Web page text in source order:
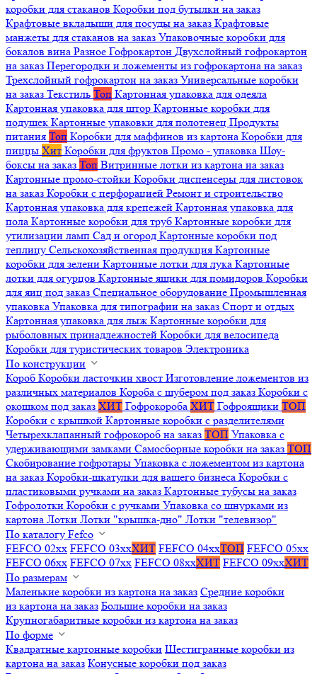
коробки для стаканов Коробки под бутылки на заказ
Крафтовые вкладыши для посуды на заказ Крафтовые
манжеты для стаканов на заказ Упаковочные коробки для
бокалов вина Разное Гофрокартон Двухслойный гофрокартон
на заказ Перегородки и ложементы из гофрокартона на заказ
Трехслойный гофрокартон на заказ Универсальные коробки
на заказ Текстиль Топ Картонная упаковка для одеяла
Картонная упаковка для штор Картонные коробки для
подушек Картонные упаковки для полотенец Продукты
питания Топ Коробки для маффинов из картона Коробки для
пиццы Хит Коробки для фруктов Промо - упаковка Шоу-
боксы на заказ Топ Витринные лотки из картона на заказ
Картонные промо-стойки Коробки диспенсеры для листовок
на заказ Коробки с перфорацией Ремонт и строительство
Картонная упаковка для крепежей Картонная упаковка для
пола Картонные коробки для труб Картонные коробки для
утилизации ламп Сад и огород Картонные коробки под
теплицу Сельскохозяйственная продукция Картонные
коробки для зелени Картонные лотки для лука Картонные
лотки для огурцов Картонные ящики для помидоров Коробки
для яиц под заказ Специальное оборудование Промышленная
упаковка Упаковка для типографии на заказ Спорт и отдых
Картонная упаковка для лыж Картонные коробки для
рыболовных принадлежностей Коробки для велосипеда
Коробки для туристических товаров Электроника
По конструкции
Короб Коробки ласточкин хвост Изготовление ложементов из
различных материалов Короба с шубером под заказ Коробки с
окошком под заказ ХИТ Гофрокороба ХИТ Гофроящики ТОП
Коробки с крышкой Картонные коробки с разделителями
Четырехклапанный гофрокороб на заказ ТОП Упаковка с
удерживающими замками Самосборные коробки на заказ ТОП
Скобирование гофротары Упаковка с ложементом из картона
на заказ Коробки-шкатулки для вашего бизнеса Коробки с
пластиковыми ручками на заказ Картонные тубусы на заказ
Гофролотки Коробки с ручками Упаковка со шнурками из
картона Лотки Лотки "крышка-дно" Лотки "телевизор"
По каталогу Fefco
FEFCO 02xx FEFCO 03xxХИТ FEFCO 04xxТОП FEFCO 05xx
FEFCO 06xx FEFCO 07xx FEFCO 08xxХИТ FEFCO 09xxХИТ
По размерам
Маленькие коробки из картона на заказ Средние коробки
из картона на заказ Большие коробки на заказ
Крупногабаритные коробки из картона на заказ
По форме
Квадратные картонные коробки Шестигранные коробки из
картона на заказ Конусные коробки под заказ